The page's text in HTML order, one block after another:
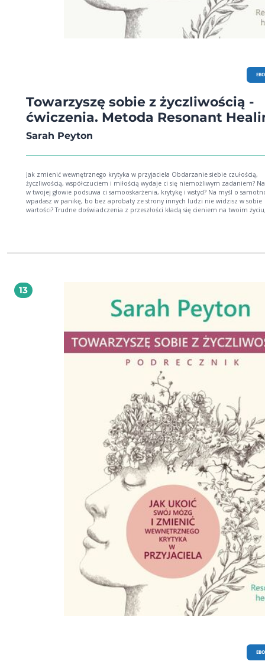
Towarzyszę sobie z życzliwością -
ćwiczenia. Metoda Resonant
Sarah Peyton
Jak zmienić wewnętrznego krytyka w przyjaciela Obdarzanie siebie czułością,
życzliwością, współczuciem i miłością wydaje ci się niemożliwym zadaniem?
w twojej głowie podsuwa ci samooskarżenia, krytykę i wstyd? Na myśl o
wpadasz w panikę, bo bez aprobaty ze strony innych ludzi nie widzisz w sobie
wartości? Trudne doświadczenia z przeszłości kładą się cieniem na twoim
głowa stała się dla ciebie przyjaznym miejscem do życia. Sarah Peyton, twórczyni
samouzdrowienia, który dosłownie zmienia ludzki mózg, przywracając mu
harmonię, zdolność samoukojenia i otaczania się czułością. Gdy człowiek
doświadcza traumy lub musi znaleźć sposób na ochronienie się przed
zawiera ze sobą nieświadomy kontrakt, na przykład: „Już nigdy nie pozwolę
się w ten sposób” albo „Nigdy sobie tego nie wybaczę”. Nawet jeśli na pewnym
życia taka umowa była trafną strategią przetrwania, po latach może stanowić
skutkując autosabotażem, zachowaniami krzywdzącymi dla siebie i innych,
nieufnością, prokrastynacją czy nierozumieniem własnych reakcji. Czy można
tego uwolnić? Sarah Peyton w drugiej ze swoich książek przedstawia praktyczne
ćwiczenia, zadania i prowadzone medytacje, liczne przykłady kontraktów i
nimi, a także sporą porcję wiedzy o działaniu mózgu i o tym, jak nasze układy
nerwowe i ciała reagują na mózgi, układy nerwowe i ciała innych ludzi, by
cię w lokalizowaniu twoich nieświadomych kontraktów, zrozumieniu ich i
jeśli już ci nie służą. Uwolniwszy się z nich, możesz wejść na ścieżkę
uzdrowienia twojej relacji ze sobą i dobrostanu. nagrania medytacji w formacie MP3
do pobrania – link znajdziesz w książce Sarah Peyton to amerykańska trenerka
rezonującego języka (metoda Resonant Healing) i Porozumienia bez
pasjonatka neuronauk zakochana w nieskończonym potencjale ludzkiego
Od kilkunastu lat przekazuje swoją wiedzę, prowadząc warsztaty i
konsultacje, pomagając ludziom radzić sobie z PTSD, depresją i lękiem oraz
skłonność do gwałtownego wpadania w reakcję walki, ucieczki lub
samowspółczucie i umiejętność otaczania się troską. Kluczem jest wiedza o
działa mózg i jak reaguje na rezonowanie.
13